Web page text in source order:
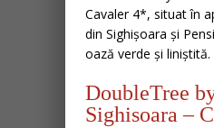
Cavaler 4*, situat în
din Sighișoara și
oază verde și liniștită.
DoubleTree
Sighisoara –